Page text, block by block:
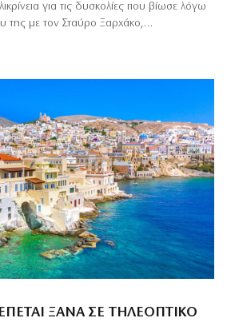
για τις δυσκολίες που βίωσε λόγω
της με τον Σταύρο Ξαρχάκο,…
ΞΑΝΆ ΣΕ ΤΗΛΕΟΠΤΙΚΌ